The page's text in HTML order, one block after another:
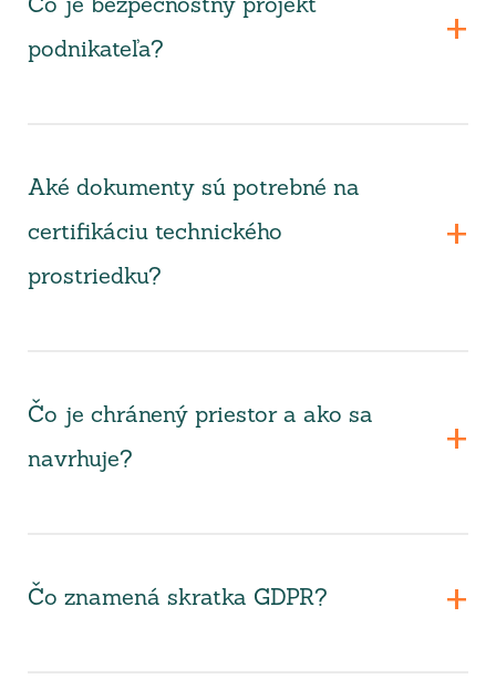
Čo je bezpečnostný projekt
podnikateľa?
Aké dokumenty sú potrebné na
certifikáciu technického
prostriedku?
Čo je chránený priestor a ako sa
navrhuje?
Čo znamená skratka GDPR?